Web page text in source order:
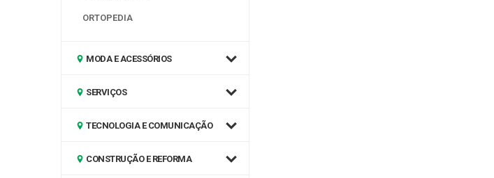
ORTOPEDIA
MODA E ACESSÓRIOS
SERVIÇOS
TECNOLOGIA E COMUNICAÇÃO
CONSTRUÇÃO E REFORMA